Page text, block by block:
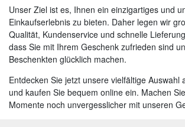
Unser Ziel ist es, Ihnen ein einzigartiges und
Einkaufserlebnis zu bieten. Daher legen wir
Qualität, Kundenservice und schnelle
dass Sie mit Ihrem Geschenk zufrieden sind
Beschenkten glücklich machen.
Entdecken Sie jetzt unsere vielfältige Auswahl
und kaufen Sie bequem online ein. Machen
Momente noch unvergesslicher mit unseren